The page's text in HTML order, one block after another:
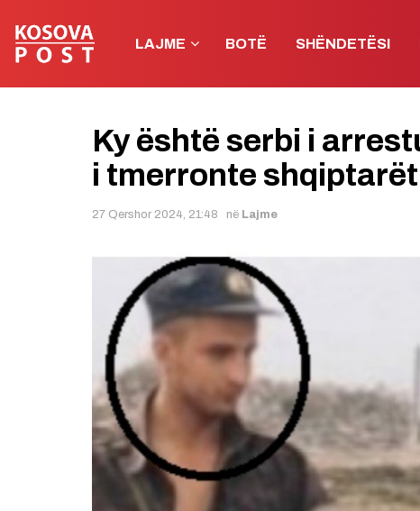
LAJME BOTË SHËNDETËSI
Ky është serbi i
i tmerronte shqiptarët
27 Qershor 2024, 21:48 në Lajme